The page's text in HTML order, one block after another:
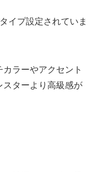
イプ設定されていま
ラーやアクセント
スターより高級感が